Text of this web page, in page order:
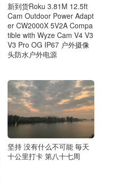
新到货Roku 3.81M 12.5ft
Cam Outdoor Power Adapt
er CW2000X 5V2A Compa
tible with Wyze Cam V4 V3
V3 Pro OG IP67 户外摄像
头防水户外电源
坚持 没有什么不可能 毎天
十公里打卡 第八十七周